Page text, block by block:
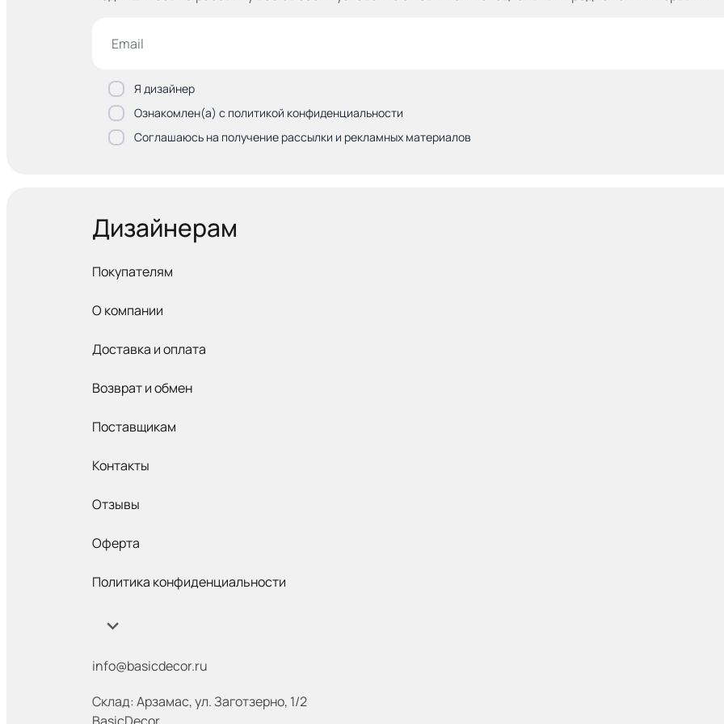
Я дизайнер
Ознакомлен(а) с политикой конфиденциальности
Соглашаюсь на получение рассылки и рекламных материалов
Дизайнерам
Покупателям
О компании
Доставка и оплата
Возврат и обмен
Поставщикам
Контакты
Отзывы
Оферта
Политика конфиденциальности
info@basicdecor.ru
Склад: Арзамас,ул. Заготзерно, 1/2